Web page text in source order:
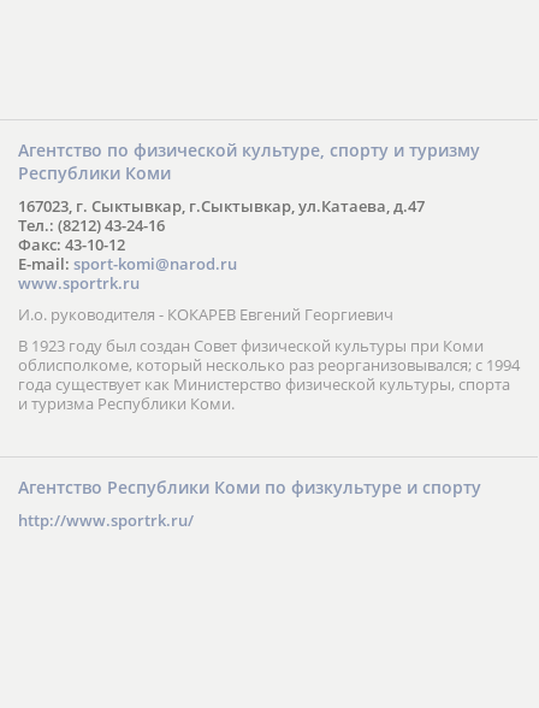
Агентство по физической культуре, спорту и туризму
Республики Коми
167023, г. Сыктывкар, г.Сыктывкар, ул.Катаева, д.47
Тел.: (8212) 43-24-16
Факс: 43-10-12
E-mail: sport-komi@narod.ru
www.sportrk.ru
И.о. руководителя - КОКАРЕВ Евгений Георгиевич
В 1923 году был создан Совет физической культуры при Коми
облисполкоме, который несколько раз реорганизовывался; с 1994
года существует как Министерство физической культуры, спорта
и туризма Республики Коми.
Агентство Республики Коми по физкультуре и спорту
http://www.sportrk.ru/